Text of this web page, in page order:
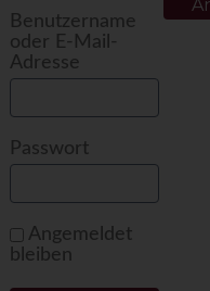
Benutzername
oder E-Mail-
Adresse
Passwort
Angemeldet
bleiben